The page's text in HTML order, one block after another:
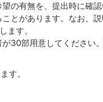
の有無を、提出時に確
とがあります。なお、
ます。
30部用意してください
す。